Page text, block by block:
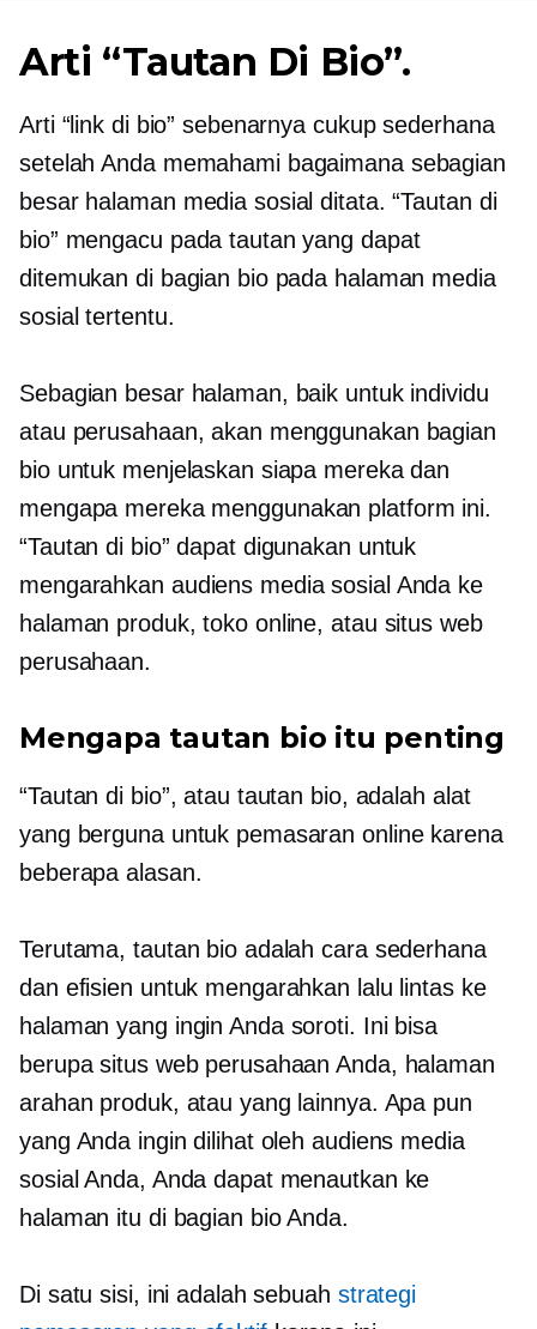
Arti “Tautan Di Bio”.
Arti “link di bio” sebenarnya cukup sederhana
setelah Anda memahami bagaimana sebagian
besar halaman media sosial ditata. “Tautan di
bio” mengacu pada tautan yang dapat
ditemukan di bagian bio pada halaman media
sosial tertentu.
Sebagian besar halaman, baik untuk individu
atau perusahaan, akan menggunakan bagian
bio untuk menjelaskan siapa mereka dan
mengapa mereka menggunakan platform ini.
“Tautan di bio” dapat digunakan untuk
mengarahkan audiens media sosial Anda ke
halaman produk, toko online, atau situs web
perusahaan.
Mengapa tautan bio itu penting
“Tautan di bio”, atau tautan bio, adalah alat
yang berguna untuk pemasaran online karena
beberapa alasan.
Terutama, tautan bio adalah cara sederhana
dan efisien untuk mengarahkan lalu lintas ke
halaman yang ingin Anda soroti. Ini bisa
berupa situs web perusahaan Anda, halaman
arahan produk, atau yang lainnya. Apa pun
yang Anda ingin dilihat oleh audiens media
sosial Anda, Anda dapat menautkan ke
halaman itu di bagian bio Anda.
Di satu sisi, ini adalah sebuah strategi